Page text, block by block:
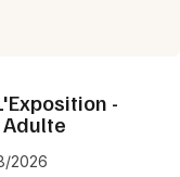
-
2026